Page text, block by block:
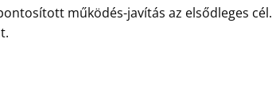
működés-javítás az elsődleges cél.